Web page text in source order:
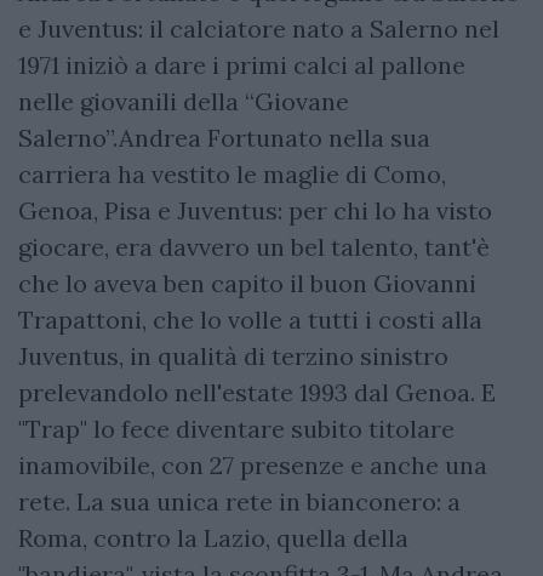
e Juventus: il calciatore nato a Salerno nel
1971 iniziò a dare i primi calci al pallone
nelle giovanili della “Giovane
Salerno”.Andrea Fortunato nella sua
carriera ha vestito le maglie di Como,
Genoa, Pisa e Juventus: per chi lo ha visto
giocare, era davvero un bel talento, tant'è
che lo aveva ben capito il buon Giovanni
Trapattoni, che lo volle a tutti i costi alla
Juventus, in qualità di terzino sinistro
prelevandolo nell'estate 1993 dal Genoa. E
"Trap" lo fece diventare subito titolare
inamovibile, con 27 presenze e anche una
rete. La sua unica rete in bianconero: a
Roma, contro la Lazio, quella della